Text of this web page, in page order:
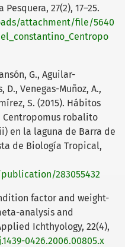
27(2), 17–25.
attachment/file/5640
G., Aguilar-
D., Venegas-Muñoz, A.,
S. (2015). Hábitos
robalito
en la laguna de Barra de
de Biología Tropical,
283055432
factor and weight-
analysis and
Ichthyology, 22(4),
0426.2006.00805.x